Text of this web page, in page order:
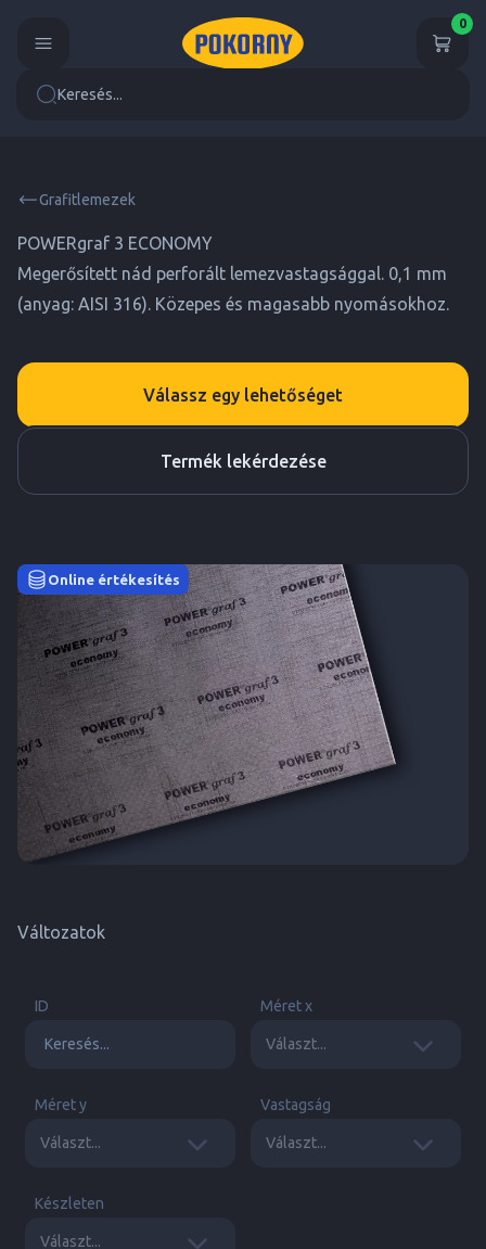
Keresés...
0
Online értékesítés
Grafitlemezek
POWERgraf 3 ECONOMY
Megerősített nád perforált lemezvastagsággal. 0,1 mm
(anyag: AISI 316). Közepes és magasabb nyomásokhoz.
Válassz egy lehetőséget
Termék lekérdezése
Változatok
ID Méret x
Méret y Vastagság
Készleten